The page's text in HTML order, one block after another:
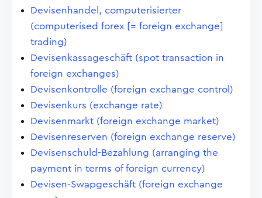
Devisenhandel, computerisierter
(computerised forex [= foreign exchange]
trading)
Devisenkassageschäft (spot transaction in
foreign exchanges)
Devisenkontrolle (foreign exchange control)
Devisenkurs (exchange rate)
Devisenmarkt (foreign exchange market)
Devisenreserven (foreign exchange reserve)
Devisenschuld-Bezahlung (arranging the
payment in terms of foreign currency)
Devisen-Swapgeschäft (foreign exchange